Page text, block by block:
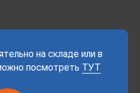
на складе или в
посмотреть ТУТ